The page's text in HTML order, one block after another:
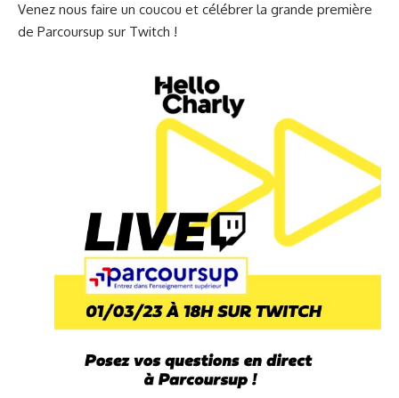
Venez nous faire un coucou et célébrer la grande première
de Parcoursup sur Twitch !